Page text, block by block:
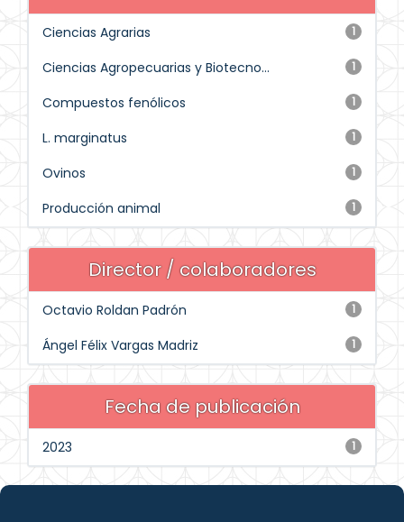
1
Ciencias Agrarias
1
Ciencias Agropecuarias y Biotecno...
1
Compuestos fenólicos
1
L. marginatus
1
Ovinos
1
Producción animal
Director / colaboradores
1
Octavio Roldan Padrón
1
Ángel Félix Vargas Madriz
Fecha de publicación
1
2023